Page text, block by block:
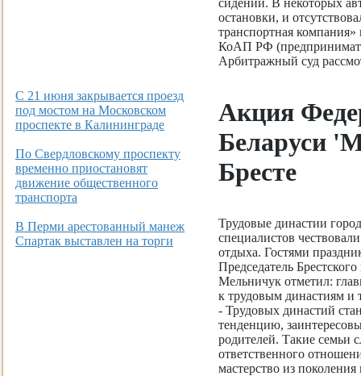
C 21 июня закрывается проезд
под мостом на Московском
проспекте в Калининграде
По Свердловскому проспекту
временно приостановят
движение общественного
транспорта
В Перми арестованный манеж
Спартак выставлен на торги
сидений. В некоторых
остановки, и
транспортная
КоАП РФ
Арбитражный суд
Акция
Беларуси
Бресте
Трудовые династии
специалистов
отдыха. Гостями
Председатель
Мельничук отметил:
к трудовым династиям и
- Трудовых династий
тенденцию,
родителей. Такие семьи
ответственного
мастерство из